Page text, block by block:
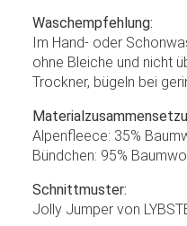
Waschempfehlung:
Im Hand- oder
ohne Bleiche und nicht
Trockner, bügeln bei
Alpenfleece: 35%
Bündchen: 95%
Schnittmuster:
Jolly Jumper von